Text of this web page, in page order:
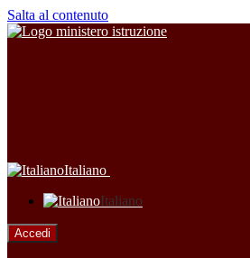
Salta al contenuto
Italiano
Italiano
Accedi